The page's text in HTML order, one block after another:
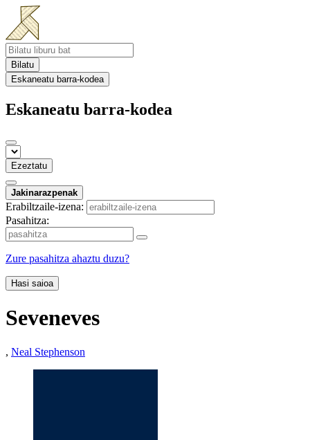
Bilatu
Eskaneatu barra-kodea
Eskaneatu barra-kodea
Ezeztatu
Jakinarazpenak
Erabiltzaile-izena:
Pasahitza:
Zure pasahitza ahaztu duzu?
Hasi saioa
Seveneves
, Neal Stephenson